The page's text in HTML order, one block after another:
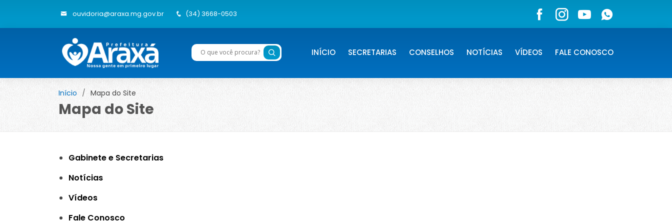
ouvidoria@araxa.mg.gov.br (34) 3668-0503
INÍCIO SECRETARIAS CONSELHOS NOTÍCIAS VÍDEOS FALE CONOSCO
Início Mapa do Site
Mapa do Site
Gabinete e Secretarias
Notícias
Vídeos
Fale Conosco